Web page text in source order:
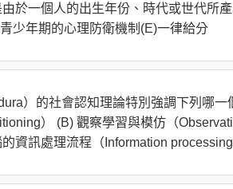
於一個人的出生年份、時代或世代所
少年期的心理防衛機制(E)一律給分
）的社會認知理論特別強調下列哪
） (B) 觀察學習與模仿（
資訊處理流程（Information processing